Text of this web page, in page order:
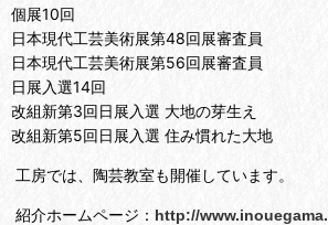
個展10回
日本現代工芸美術展第48回展審査員
日本現代工芸美術展第56回展審査員
日展入選14回
改組新第3回日展入選 大地の芽生え
改組新第5回日展入選 住み慣れた大地
工房では、陶芸教室も開催しています。
紹介ホームページ： http://